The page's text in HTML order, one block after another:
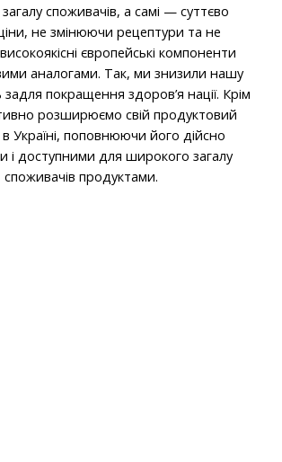
споживачів, а самі — суттєво
не змінюючи рецептури та не
європейські компоненти
аналогами. Так, ми знизили нашу
задля покращення здоров’я нації. Крім
розширюємо свій продуктовий
Україні, поповнюючи його дійсно
і доступними для широкого загалу
споживачів продуктами.